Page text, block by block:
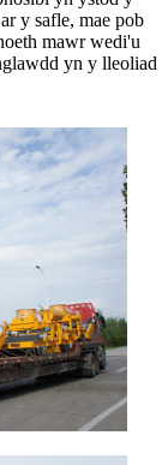
y safle, mae pob
mawr wedi'u
yn y lleoliad